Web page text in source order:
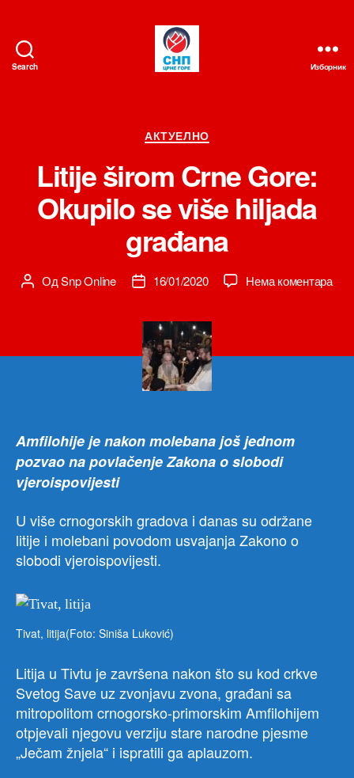
Search Изборник
Категорије
АКТУЕЛНО
Litije širom Crne Gore:
Okupilo se više hiljada
građana
Аутор
ОдSnp Online
Датум16/01/2020 Нема коментарана
Amfilohije je nakon molebana još jednom
pozvao na povlačenje Zakona o slobodi
vjeroispovijesti
U više crnogorskih gradova i danas su održane
litije i molebani povodom usvajanja Zakono o
slobodi vjeroispovijesti.
Tivat, litija(Foto: Siniša Luković)
Litija u Tivtu je završena nakon što su kod crkve
Svetog Save uz zvonjavu zvona, građani sa
mitropolitom crnogorsko-primorskim Amfilohijem
otpjevali njegovu verziju stare narodne pjesme
„Ječam žnjela“ i ispratili ga aplauzom.